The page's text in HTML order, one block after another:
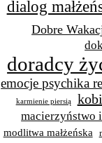
dialog
Dobre
doradcy
emocje psychika
karmienie piersią
macierzyństwo
modlitwa małżeńska